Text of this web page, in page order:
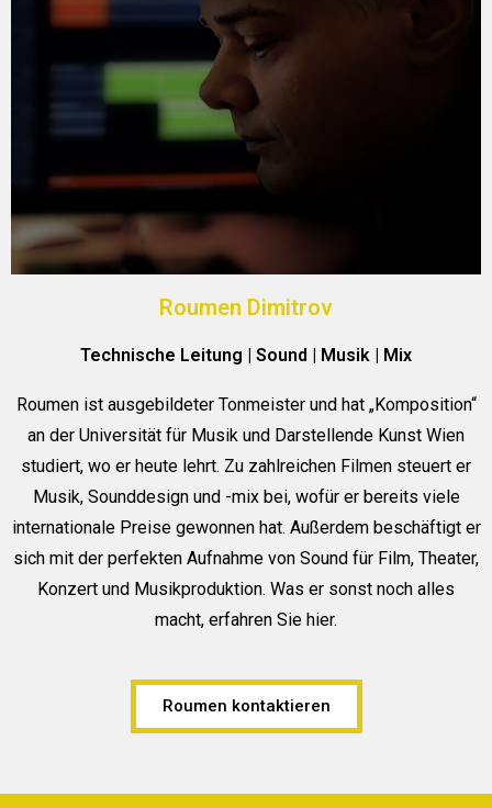
Roumen Dimitrov
Technische Leitung | Sound | Musik | Mix
Roumen ist ausgebildeter Tonmeister und hat „Komposition“
an der Universität für Musik und Darstellende Kunst Wien
studiert, wo er heute lehrt. Zu zahlreichen Filmen steuert er
Musik, Sounddesign und -mix bei, wofür er bereits viele
internationale Preise gewonnen hat. Außerdem beschäftigt er
sich mit der perfekten Aufnahme von Sound für Film, Theater,
Konzert und Musikproduktion. Was er sonst noch alles
macht, erfahren Sie hier.
Roumen kontaktieren